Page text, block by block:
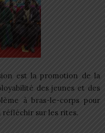
est la promotion de la
des jeunes et des
à bras-le-corps pour
sur les rites.